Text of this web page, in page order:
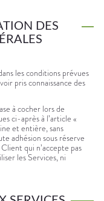
DES
les conditions prévues
pris connaissance des
à cocher lors de
ci-après à l’article «
et entière, sans
adhésion sous réserve
qui n’accepte pas
les Services, ni